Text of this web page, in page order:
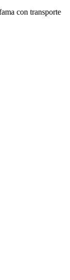
con transporte